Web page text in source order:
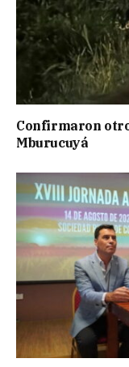
Confirmaron
Mburucuyá